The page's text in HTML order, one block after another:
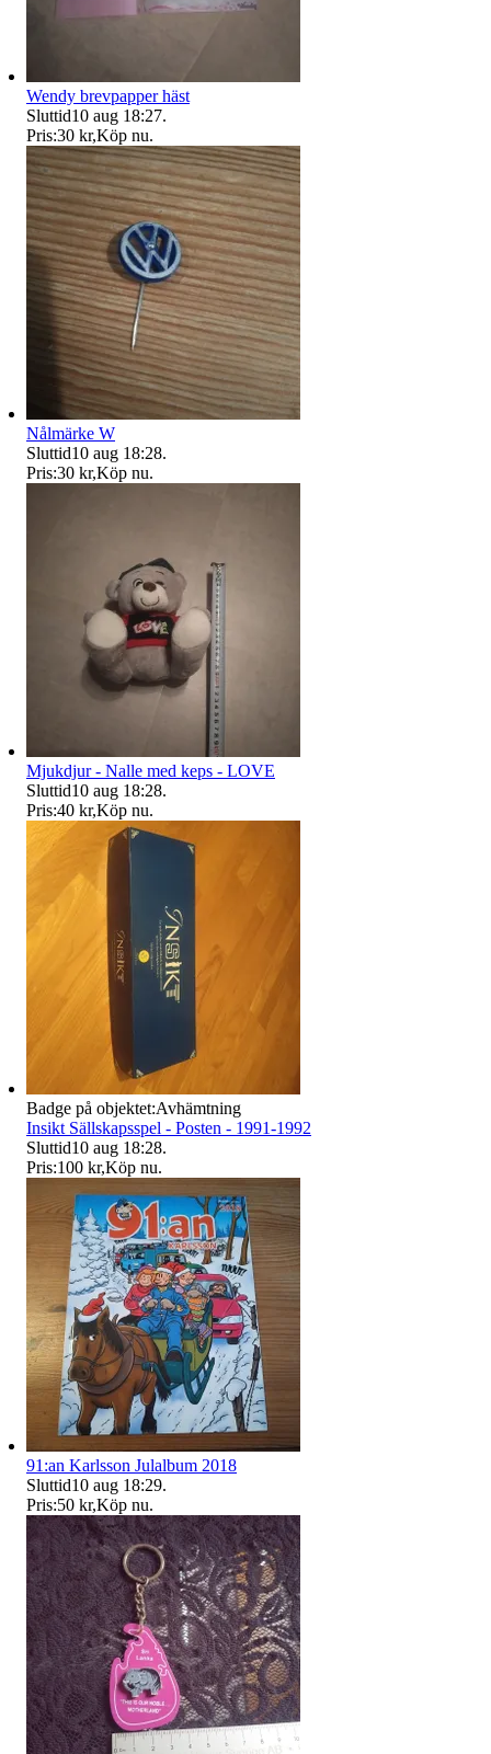
Wendy brevpapper häst
Sluttid10 aug 18:27.
Pris:30 kr,Köp nu.
Nålmärke W
Sluttid10 aug 18:28.
Pris:30 kr,Köp nu.
Mjukdjur - Nalle med keps - LOVE
Sluttid10 aug 18:28.
Pris:40 kr,Köp nu.
Badge på objektet:Avhämtning
Insikt Sällskapsspel - Posten - 1991-1992
Sluttid10 aug 18:28.
Pris:100 kr,Köp nu.
91:an Karlsson Julalbum 2018
Sluttid10 aug 18:29.
Pris:50 kr,Köp nu.